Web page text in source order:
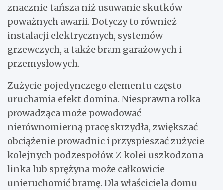
znacznie tańsza niż usuwanie skutków
poważnych awarii. Dotyczy to również
instalacji elektrycznych, systemów
grzewczych, a także bram garażowych i
przemysłowych.
Zużycie pojedynczego elementu często
uruchamia efekt domina. Niesprawna rolka
prowadząca może powodować
nierównomierną pracę skrzydła, zwiększać
obciążenie prowadnic i przyspieszać zużycie
kolejnych podzespołów. Z kolei uszkodzona
linka lub sprężyna może całkowicie
unieruchomić bramę. Dla właściciela domu